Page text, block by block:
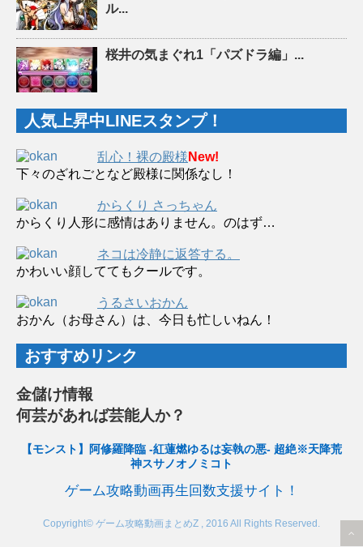
ル...
桜井の気まぐれ1「パズドラ編」...
人気上昇中LINEスタンプ！
乱心！裸の殿様 New!
下々のざれごとなど殿様に関係なし！
からくり さっちゃん
からくり人形に感情はありません。のはず…
ネコは冷静に返答する。
かわいい顔しててもクールです。
うるさいおかん
おかん（お母さん）は、今日も忙しいねん！
おすすめリンク
金儲け情報
何芸があれば芸能人か？
【モンスト】阿修羅降臨 -紅蓮燃ゆるは妄執の悪- 超絶※天降荒
神スサノオノミコト
ゲーム攻略動画再生回数支援サイト！
Copyright© ゲーム攻略動画まとめZ , 2016 All Rights Reserved.